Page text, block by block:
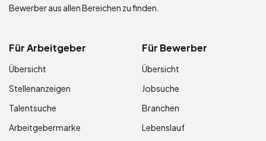
Bewerber aus allen Bereichen zu finden.
Für Arbeitgeber
Übersicht
Stellenanzeigen
Talentsuche
Arbeitgebermarke
Für Bewerber
Übersicht
Jobsuche
Branchen
Lebenslauf